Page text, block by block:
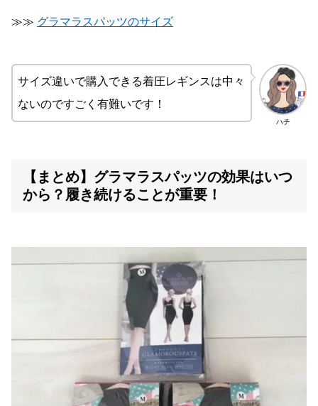
≫≫ グラマラスパッツのサイズ
ハチ
サイズ違いで購入できる着圧レギンスは中々
ないのですごく有難いです！
【まとめ】グラマラスパッツの効果はいつ
から？履き続けることが重要！